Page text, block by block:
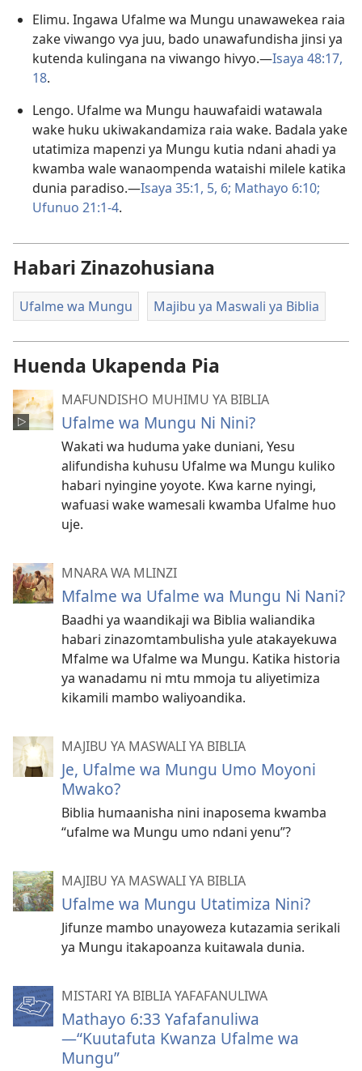
Elimu. Ingawa Ufalme wa Mungu unawawekea raia
zake viwango vya juu, bado unawafundisha jinsi ya
kutenda kulingana na viwango hivyo.—Isaya 48:17,
18.
Lengo. Ufalme wa Mungu hauwafaidi watawala
wake huku ukiwakandamiza raia wake. Badala yake
utatimiza mapenzi ya Mungu kutia ndani ahadi ya
kwamba wale wanaompenda wataishi milele katika
dunia paradiso.—Isaya 35:1, 5, 6; Mathayo 6:10;
Ufunuo 21:1-4.
Habari Zinazohusiana
Ufalme wa Mungu Majibu ya Maswali ya Biblia
Huenda Ukapenda Pia
MAFUNDISHO MUHIMU YA BIBLIA
Ufalme wa Mungu Ni Nini?
Wakati wa huduma yake duniani, Yesu
alifundisha kuhusu Ufalme wa Mungu kuliko
habari nyingine yoyote. Kwa karne nyingi,
wafuasi wake wamesali kwamba Ufalme huo
uje.
MNARA WA MLINZI
Mfalme wa Ufalme wa Mungu Ni Nani?
Baadhi ya waandikaji wa Biblia waliandika
habari zinazomtambulisha yule atakayekuwa
Mfalme wa Ufalme wa Mungu. Katika historia
ya wanadamu ni mtu mmoja tu aliyetimiza
kikamili mambo waliyoandika.
MAJIBU YA MASWALI YA BIBLIA
Je, Ufalme wa Mungu Umo Moyoni
Mwako?
Biblia humaanisha nini inaposema kwamba
“ufalme wa Mungu umo ndani yenu”?
MAJIBU YA MASWALI YA BIBLIA
Ufalme wa Mungu Utatimiza Nini?
Jifunze mambo unayoweza kutazamia serikali
ya Mungu itakapoanza kuitawala dunia.
MISTARI YA BIBLIA YAFAFANULIWA
Mathayo 6:33 Yafafanuliwa​
—“Kuutafuta Kwanza Ufalme wa
Mungu”